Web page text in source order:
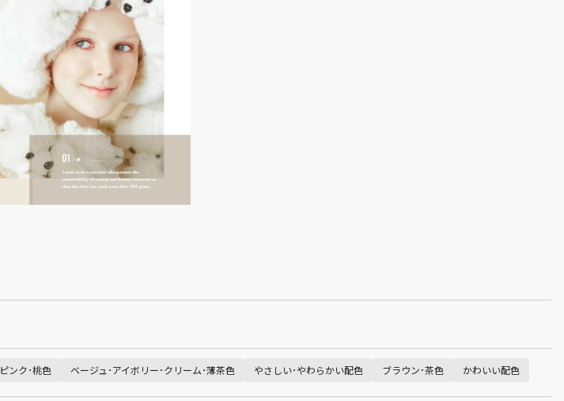
ピンク･桃色 ベージュ･アイボリー･クリーム･薄茶色 やさしい･やわらかい配色 ブラウン･茶色 かわいい配色